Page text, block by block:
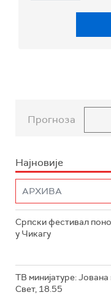
Прогноза
Најновије
Српски фестивал
у Чикагу
ТВ минијатуре:
Свет, 18.55